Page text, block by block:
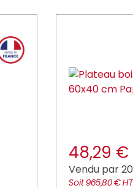
48,29 €
Vendu par 20
Soit 965,80 € HT